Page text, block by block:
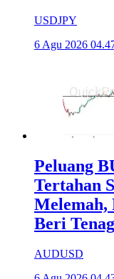
USDJPY
6 Agu 2026
Peluang
Tertahan
Melemah,
Beri
AUDUSD